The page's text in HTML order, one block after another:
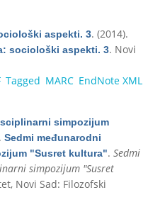
aspekti. 3. (2014).
sociološki aspekti. 3. Novi
Tagged MARC EndNote XML
simpozijum
Sedmi međunarodni
"Susret kultura". Sedmi
simpozijum "Susret
Novi Sad: Filozofski